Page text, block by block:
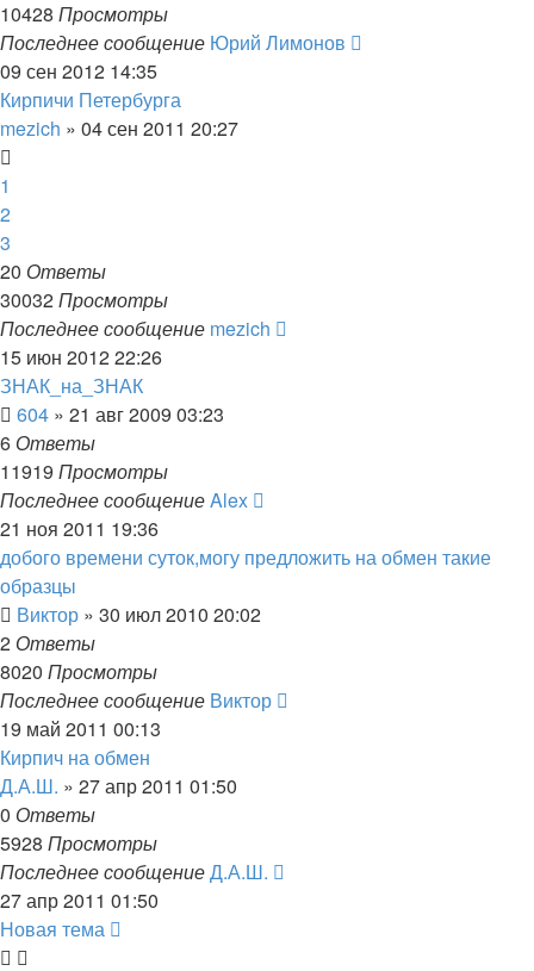
10428 Просмотры
Последнее сообщение Юрий Лимонов
09 сен 2012 14:35
Кирпичи Петербурга
mezich » 04 сен 2011 20:27
1
2
3
20 Ответы
30032Просмотры
Последнее сообщение mezich
15 июн 2012 22:26
ЗНАК_на_ЗНАК
604 » 21 авг 2009 03:23
6 Ответы
11919 Просмотры
Последнее сообщениеAlex
21 ноя 2011 19:36
добого времени суток,могу предложить на обмен такие
образцы
Виктор » 30 июл 2010 20:02
2 Ответы
8020 Просмотры
Последнее сообщение Виктор
19 май 2011 00:13
Кирпич на обмен
Д.А.Ш. » 27 апр 2011 01:50
0 Ответы
5928 Просмотры
Последнее сообщениеД.А.Ш.
27 апр 2011 01:50
Новая тема